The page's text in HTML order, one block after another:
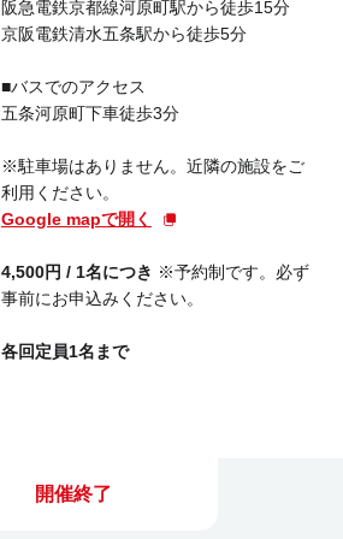
阪急電鉄京都線河原町駅から徒歩15分
京阪電鉄清水五条駅から徒歩5分
■バスでのアクセス
五条河原町下車徒歩3分
※駐車場はありません。近隣の施設をご
利用ください。
Google mapで開く
4,500円 / 1名につき ※予約制です。必ず
事前にお申込みください。
各回定員1名まで
開催終了